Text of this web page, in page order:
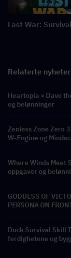
Last War: Survival
Relaterte nyheter
Heartopia × Dave
og belønninger
Zenless Zone Zero
W-Engine og
Where Winds Meet
oppgaver og
GODDESS OF
PERSONA ON
Duck Survival Skill
ferdighetene og